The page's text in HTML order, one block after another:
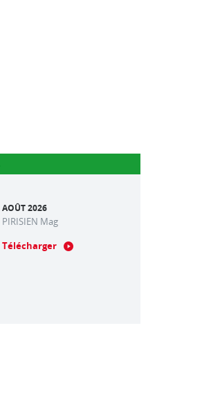
AOÛT 2026
PIRISIEN Mag
Télécharger